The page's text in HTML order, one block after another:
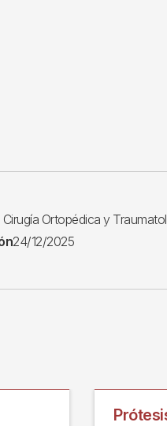
Ortopédica y
24/12/2025